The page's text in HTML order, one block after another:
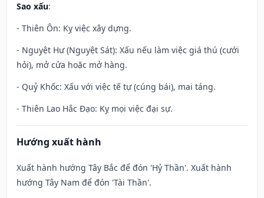
Sao xấu:
- Thiên Ôn: Kỵ việc xây dựng.
- Nguyệt Hư (Nguyệt Sát): Xấu nếu làm việc giá thú (cưới
hỏi), mở cửa hoặc mở hàng.
- Quỷ Khốc: Xấu với việc tế tự (cúng bái), mai táng.
- Thiên Lao Hắc Đạo: Kỵ mọi việc đại sự.
Hướng xuất hành
Xuất hành hướng Tây Bắc để đón 'Hỷ Thần'. Xuất hành
hướng Tây Nam để đón 'Tài Thần'.